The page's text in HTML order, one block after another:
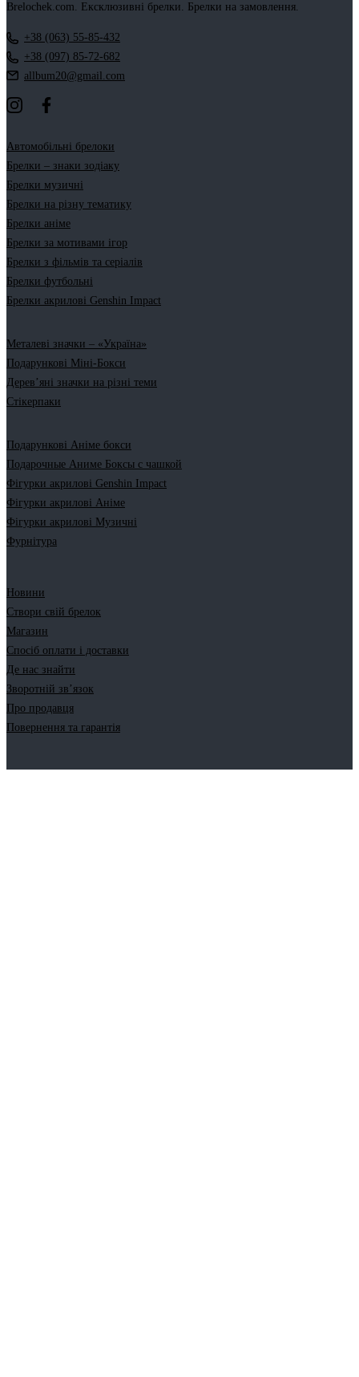
Brelochek.com. Ексклюзивні брелки. Брелки на замовлення.
+38 (063) 55-85-432
+38 (097) 85-72-682
allbum20@gmail.com
Автомобільні брелоки
Брелки – знаки зодіаку
Брелки музичні
Брелки на різну тематику
Брелки аніме
Брелки за мотивами ігор
Брелки з фільмів та серіалів
Брелки футбольні
Брелки акрилові Genshin Impact
Металеві значки – «Україна»
Подарункові Міні-Бокси
Дерев’яні значки на різні теми
Стікерпаки
Подарункові Аніме бокси
Подарочные Аниме Боксы с чашкой
Фігурки акрилові Genshin Impact
Фігурки акрилові Аніме
Фігурки акрилові Музичні
Фурнітура
Новини
Створи свій брелок
Магазин
Спосіб оплати і доставки
Де нас знайти
Зворотній зв’язок
Про продавця
Повернення та гарантія